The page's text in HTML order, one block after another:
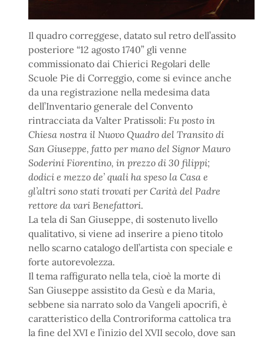
Il quadro correggese, datato sul retro dell’assito
posteriore “12 agosto 1740” gli venne
commissionato dai Chierici Regolari delle
Scuole Pie di Correggio, come si evince anche
da una registrazione nella medesima data
dell’Inventario generale del Convento
rintracciata da Valter Pratissoli: Fu posto in
Chiesa nostra il Nuovo Quadro del Transito di
San Giuseppe, fatto per mano del Signor Mauro
Soderini Fiorentino, in prezzo di 30 filippi;
dodici e mezzo de’ quali ha speso la Casa e
gl’altri sono stati trovati per Carità del Padre
rettore da vari Benefattori.
La tela di San Giuseppe, di sostenuto livello
qualitativo, si viene ad inserire a pieno titolo
nello scarno catalogo dell’artista con speciale e
forte autorevolezza.
Il tema raffigurato nella tela, cioè la morte di
San Giuseppe assistito da Gesù e da Maria,
sebbene sia narrato solo da Vangeli apocrifi, è
caratteristico della Controriforma cattolica tra
la fine del XVI e l’inizio del XVII secolo, dove san